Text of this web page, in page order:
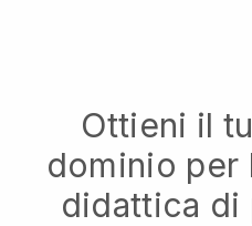
Ottieni il
dominio per
didattica di